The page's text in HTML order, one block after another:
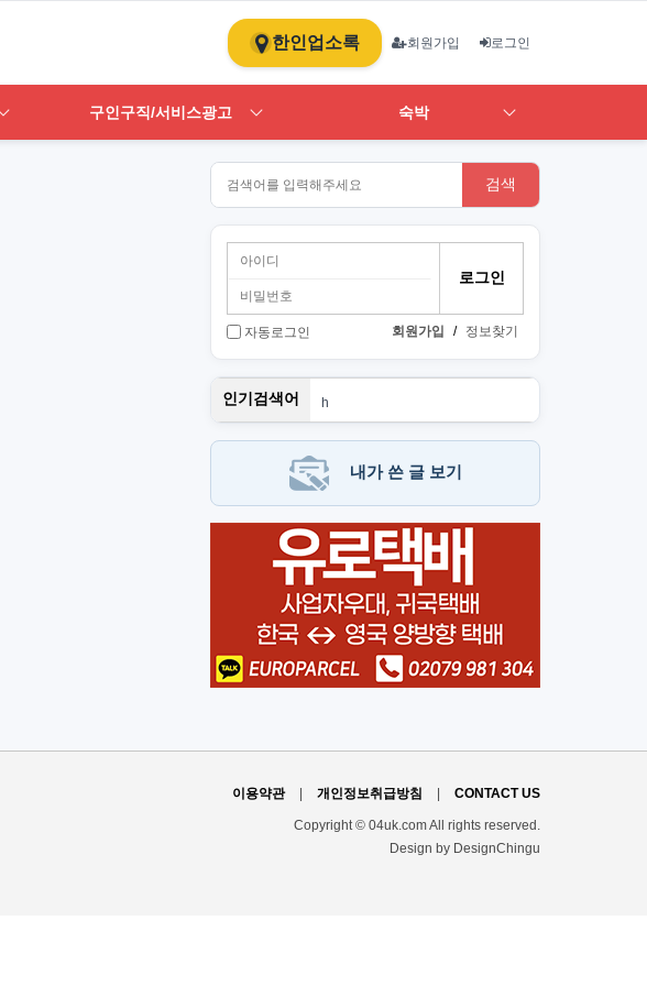
한인업소록 회원가입 로그인
구인구직/서비스광고 숙박
검색
자동로그인 회원가입 / 정보찾기
인기검색어
h
1
art
단기
내가 쓴 글 보기
이용약관 개인정보취급방침 CONTACT US
Copyright © 04uk.com All rights reserved.
Design by DesignChingu